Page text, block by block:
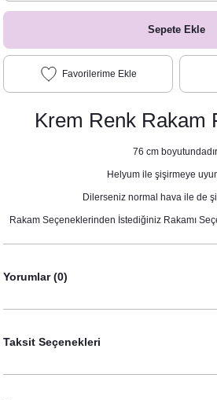
Sepete Ekle
Krem Renk Rakam
76 cm
Helyum ile şişirmeye
Dilerseniz normal hava ile de
Rakam Seçeneklerinden İstediğiniz Rakamı
Yorumlar (0)
Taksit Seçenekleri